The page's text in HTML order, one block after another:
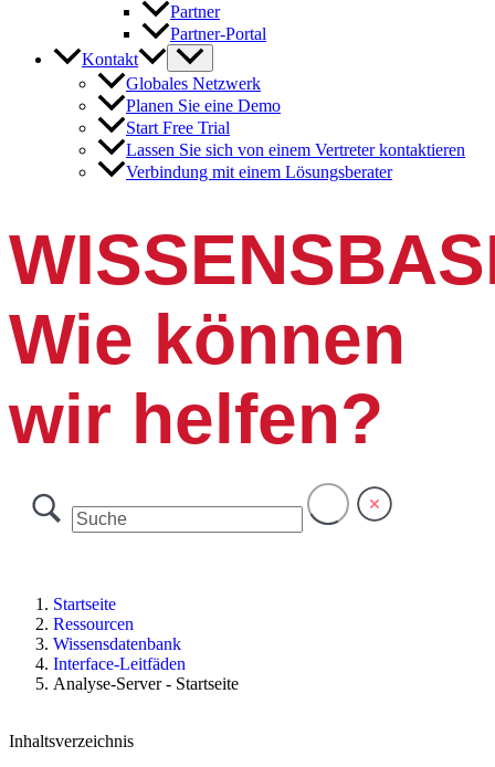
Partner
Partner-Portal
Kontakt
Globales Netzwerk
Planen Sie eine Demo
Start Free Trial
Lassen Sie sich von einem Vertreter kontaktieren
Verbindung mit einem Lösungsberater
Wie können
wir helfen?
Startseite
Ressourcen
Wissensdatenbank
Interface-Leitfäden
Analyse-Server - Startseite
Inhaltsverzeichnis